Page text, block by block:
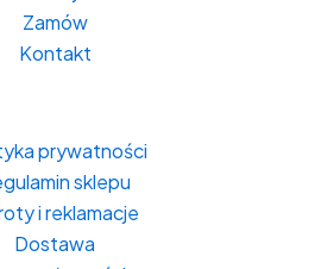
Zamów
Kontakt
prywatności
sklepu
i reklamacje
Dostawa